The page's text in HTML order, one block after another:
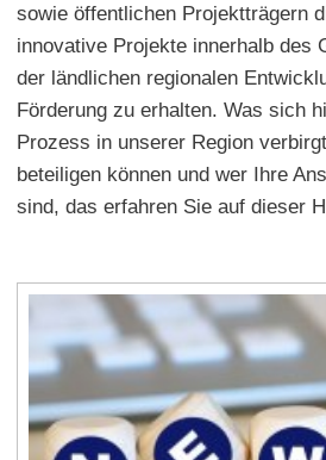
sowie öffentlichen Projektträgern
innovative Projekte innerhalb des
der ländlichen regionalen
Förderung zu erhalten. Was sich
Prozess in unserer Region
beteiligen können und wer Ihre
sind, das erfahren Sie auf dieser